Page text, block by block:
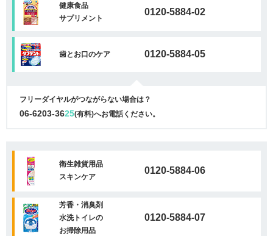
健康食品
サプリメント
0120-5884-02
歯とお口のケア 0120-5884-05
フリーダイヤルがつながらない場合は？
06-6203-3625(有料)へお電話ください。
衛生雑貨用品
スキンケア
0120-5884-06
芳香・消臭剤
水洗トイレの
お掃除用品
0120-5884-07